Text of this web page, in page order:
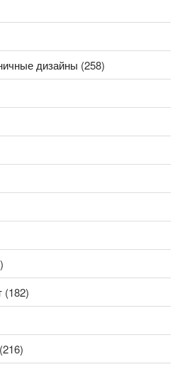
дизайны (258)
(182)
(216)